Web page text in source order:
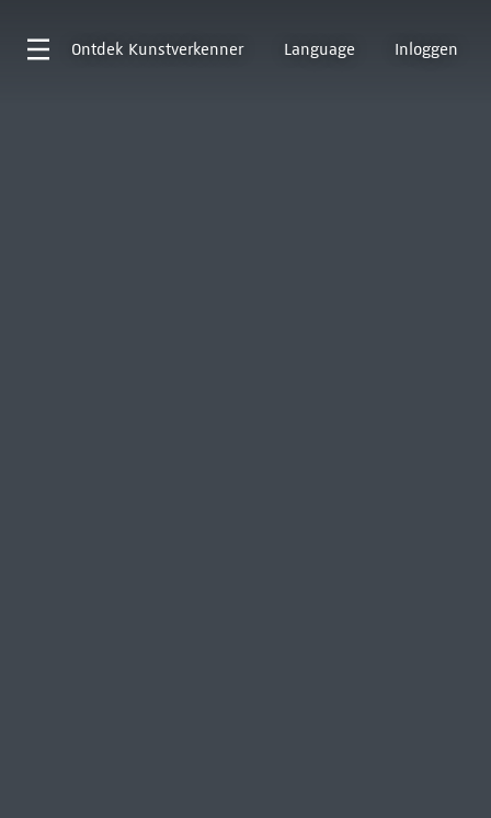
Ontdek Kunstverkenner Language Inloggen